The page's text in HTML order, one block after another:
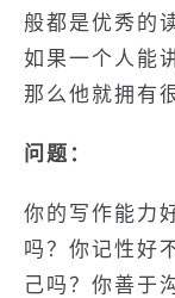
般都是优秀的
如果一个人能
那么他就拥有
问题：
你的写作能力
吗？你记性好
己吗？你善于